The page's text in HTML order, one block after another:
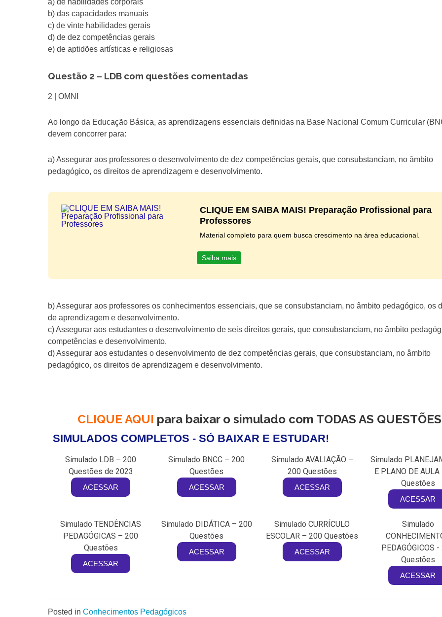
a) de habilidades corporais
b) das capacidades manuais
c) de vinte habilidades gerais
d) de dez competências gerais
e) de aptidões artísticas e religiosas
Questão 2 – LDB com questões comentadas
2 | OMNI
Ao longo da Educação Básica, as aprendizagens essenciais definidas na Base Nacional Comum Curricular
devem concorrer para:
a) Assegurar aos professores o desenvolvimento de dez competências gerais, que consubstanciam, no âmbito
pedagógico, os direitos de aprendizagem e desenvolvimento.
CLIQUE EM SAIBA MAIS! Preparação Profissional para
Professores
Material completo para quem busca crescimento na área educacional.
Saiba mais
b) Assegurar aos professores os conhecimentos essenciais, que se consubstanciam, no âmbito pedagógico, os
de aprendizagem e desenvolvimento.
c) Assegurar aos estudantes o desenvolvimento de seis direitos gerais, que consubstanciam, no âmbito
competências e desenvolvimento.
d) Assegurar aos estudantes o desenvolvimento de dez competências gerais, que consubstanciam, no âmbito
pedagógico, os direitos de aprendizagem e desenvolvimento.
CLIQUE AQUI para baixar o simulado com TODAS AS QUESTÕES
SIMULADOS COMPLETOS - SÓ BAIXAR E ESTUDAR!
Simulado LDB – 200
Questões de 2023
ACESSAR
Simulado BNCC – 200
Questões
ACESSAR
Simulado AVALIAÇÃO –
200 Questões
ACESSAR
Simulado
E PLANO DE
Questões
ACESSAR
Simulado TENDÊNCIAS
PEDAGÓGICAS – 200
Questões
ACESSAR
Simulado DIDÁTICA – 200
Questões
ACESSAR
Simulado CURRÍCULO
ESCOLAR – 200 Questões
ACESSAR
Simulado
PEDAGÓGICOS
Questões
ACESSAR
Posted in Conhecimentos Pedagógicos